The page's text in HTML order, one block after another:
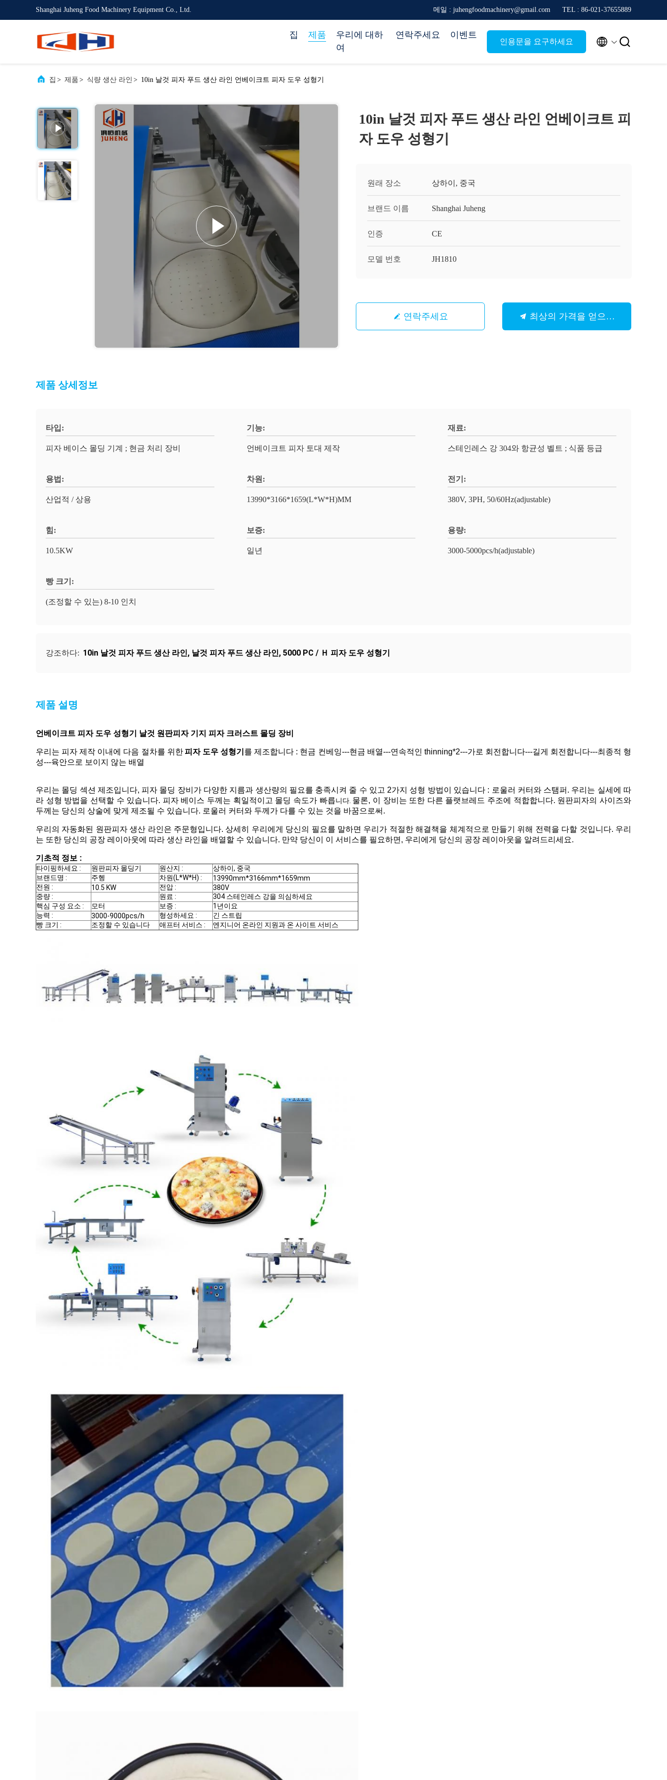
Shanghai Juheng Food Machinery Equipment Co., Ltd. 메일 : juhengfoodmachinery@gmail.com TEL : 86-021-37655889
집 제품
우리에 대하
여
연락주세요 이벤트
인용문을 요구하세요  
집 > 제품 > 식량 생산 라인 > 10in 날것 피자 푸드 생산 라인 언베이크트 피자 도우 성형기
10in 날것 피자 푸드 생산 라인 언베이크트 피
자 도우 성형기
원래 장소 상하이, 중국
브랜드 이름 Shanghai Juheng
인증 CE
모델 번호 JH1810
연락주세요 최상의 가격을 얻으세요
제품 상세정보
타입:
피자 베이스 몰딩 기계 ; 현금 처리 장비
기능:
언베이크트 피자 토대 제작
재료:
스테인레스 강 304와 항균성 벨트 ; 식품 등급
용법:
산업적 / 상용
차원:
13990*3166*1659(L*W*H)MM
전기:
380V, 3PH, 50/60Hz(adjustable)
힘:
10.5KW
보증:
일년
용량:
3000-5000pcs/h(adjustable)
빵 크기:
(조정할 수 있는) 8-10 인치
강조하다: 10in 날것 피자 푸드 생산 라인, 날것 피자 푸드 생산 라인, 5000 PC / Ｈ 피자 도우 성형기
제품 설명
언베이크트 피자 도우 성형기 날것 원판피자 기지 피자 크러스트 몰딩 장비
우리는 피자 제작 이내에 다음 절차를 위한피자 도우 성형기 를 제조합니다 : 현금 컨베잉---현금 배열---연속적인 thinning*2---가로 회전합니다---길게 회전합니다---최종적 형
성---육안으로 보이지 않는 배열
우리는 몰딩 섹션 제조입니다, 피자 몰딩 장비가 다양한 지름과 생산량의 필요를 충족시켜 줄 수 있고 2가지 성형 방법이 있습니다 : 로울러 커터와 스탬퍼. 우리는 실세에 따
라 성형 방법을 선택할 수 있습니다. 피자 베이스 두께는 획일적이고 몰딩 속도가 빠릅니다. 물론, 이 장비는 또한 다른 플랫브레드 주조에 적합합니다. 원판피자의 사이즈와
두께는 당신의 상술에 맞게 제조될 수 있습니다. 로울러 커터와 두께가 다를 수 있는 것을 바꿈으로써.
우리의 자동화된 원판피자 생산 라인은 주문형입니다. 상세히 우리에게 당신의 필요를 말하면 우리가 적절한 해결책을 체계적으로 만들기 위해 전력을 다할 것입니다. 우리
는 또한 당신의 공장 레이아웃에 따라 생산 라인을 배열할 수 있습니다. 만약 당신이 이 서비스를 필요하면, 우리에게 당신의 공장 레이아웃을 알려드리세요.
기초적 정보 :
타이핑하세요 : 원판피자 몰딩기 원산지 :
상하이, 중국
브랜드명 :
주헹 차원(L*W*H) :
13990mm*3166mm*1659mm
전원 :
10.5 KW 전압 :
380V
중량 :
원료 :
304 스테인레스 강을 의심하세요
핵심 구성 요소 :
모터 보증 :
1년이요
능력 :
3000-9000pcs/h 형성하세요 :
긴 스트립
빵 크기 :
조정할 수 있습니다 애프터 서비스 : 엔지니어 온라인 지원과 온 사이트 서비스